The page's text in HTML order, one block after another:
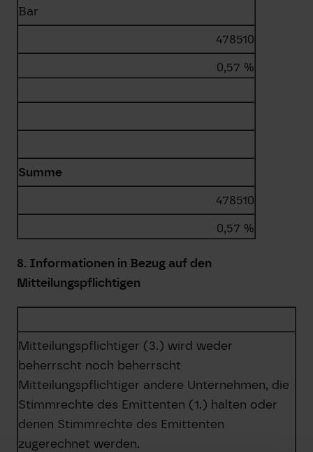
Bar
478510
0,57 %
Summe
478510
0,57 %
8. Informationen in Bezug auf den
Mitteilungspflichtigen
Mitteilungspflichtiger (3.) wird weder
beherrscht noch beherrscht
Mitteilungspflichtiger andere Unternehmen, die
Stimmrechte des Emittenten (1.) halten oder
denen Stimmrechte des Emittenten
zugerechnet werden.